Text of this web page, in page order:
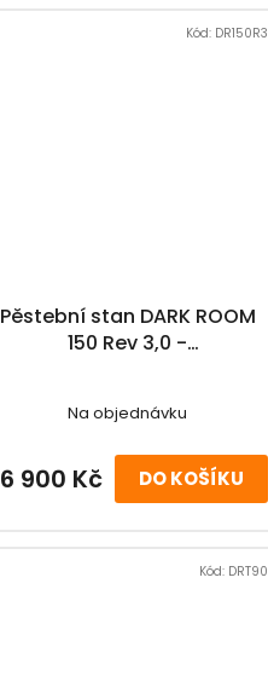
Pěstební stan DARK ROOM
150 Rev 3,0 -
Na objednávku
DO KOŠÍKU
6 900 Kč
Kód: DR150R3
Kód: DRT90